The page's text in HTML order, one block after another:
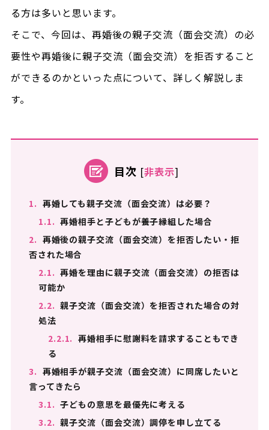
る方は多いと思います。
そこで、今回は、再婚後の親子交流（面会交流）の必
要性や再婚後に親子交流（面会交流）を拒否すること
ができるのかといった点について、詳しく解説しま
す。
目次 [非表示]
1. 再婚しても親子交流（面会交流）は必要？
1.1. 再婚相手と子どもが養子縁組した場合
2. 再婚後の親子交流（面会交流）を拒否したい・拒
否された場合
2.1. 再婚を理由に親子交流（面会交流）の拒否は
可能か
2.2. 親子交流（面会交流）を拒否された場合の対
処法
2.2.1. 再婚相手に慰謝料を請求することもでき
る
3. 再婚相手が親子交流（面会交流）に同席したいと
言ってきたら
3.1. 子どもの意思を最優先に考える
3.2. 親子交流（面会交流）調停を申し立てる